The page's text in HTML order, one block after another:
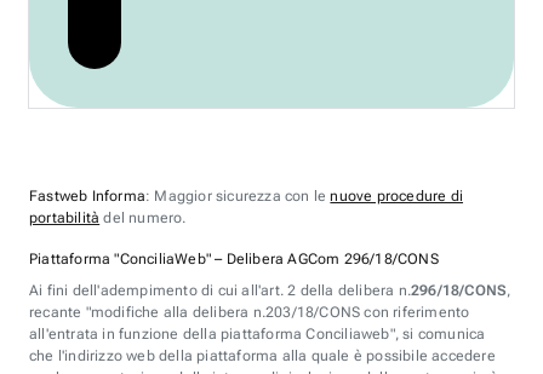
Fastweb Informa: Maggior sicurezza con lenuove procedure di
portabilità del numero.
Piattaforma "ConciliaWeb" – Delibera AGCom 296/18/CONS
Ai fini dell'adempimento di cui all'art. 2 della delibera n.296/18/CONS,
recante "modifiche alla delibera n.203/18/CONS con riferimento
all'entrata in funzione della piattaforma Conciliaweb", si comunica
che l'indirizzo web della piattaforma alla quale è possibile accedere